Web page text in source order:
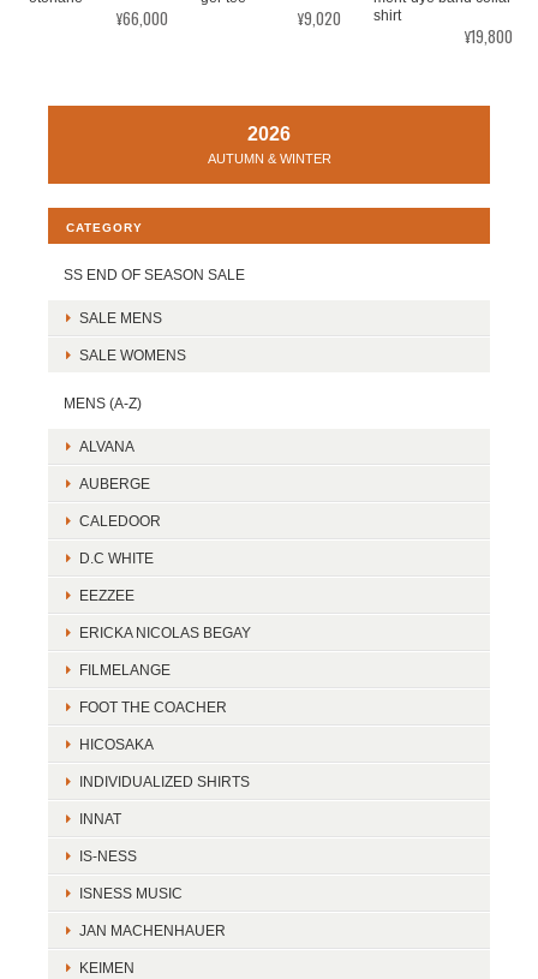
¥66,000 ¥9,020
shirt
¥19,800
2026
AUTUMN & WINTER
CATEGORY
SS END OF SEASON SALE
SALE MENS
SALE WOMENS
MENS (A-Z)
ALVANA
AUBERGE
CALEDOOR
D.C WHITE
EEZZEE
ERICKA NICOLAS BEGAY
FILMELANGE
FOOT THE COACHER
HICOSAKA
INDIVIDUALIZED SHIRTS
INNAT
IS-NESS
ISNESS MUSIC
JAN MACHENHAUER
KEIMEN